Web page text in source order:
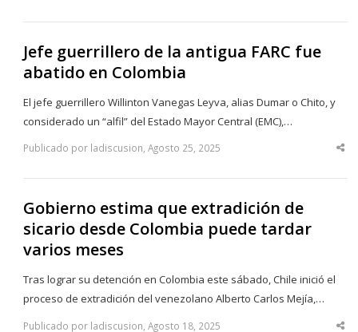
Jefe guerrillero de la antigua FARC fue
abatido en Colombia
El jefe guerrillero Willinton Vanegas Leyva, alias Dumar o Chito, y
considerado un “alfil” del Estado Mayor Central (EMC),…
Publicado por ladiscusion, Agosto 25, 2025
Gobierno estima que extradición de
sicario desde Colombia puede tardar
varios meses
Tras lograr su detención en Colombia este sábado, Chile inició el
proceso de extradición del venezolano Alberto Carlos Mejía,…
Publicado por ladiscusion, Agosto 18, 2025